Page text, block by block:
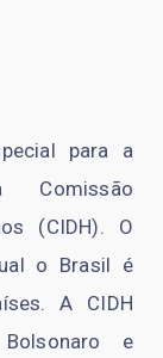
para a
Comissão
(CIDH). O
o Brasil é
A CIDH
e